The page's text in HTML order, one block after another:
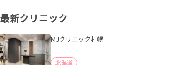
最新クリニック
MJクリニック札幌
北海道